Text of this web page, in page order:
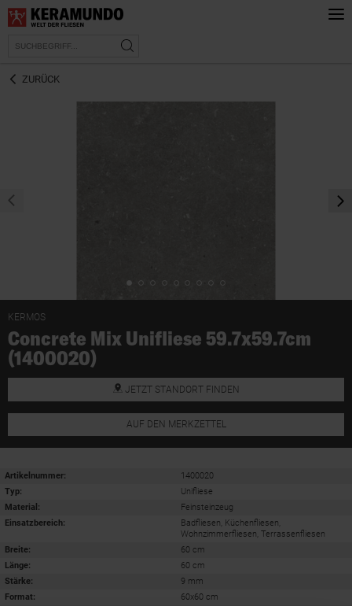
ZURÜCK
KERMOS
Concrete Mix Unifliese 59.7x59.7cm
(1400020)
JETZT STANDORT FINDEN
AUF DEN MERKZETTEL
Artikelnummer:
1400020
Typ:
Unifliese
Material:
Feinsteinzeug
Einsatzbereich:
Badfliesen, Küchenfliesen,
Wohnzimmerfliesen, Terrassenfliesen
Breite:
60 cm
Länge:
60 cm
Stärke:
9 mm
Format:
60x60 cm